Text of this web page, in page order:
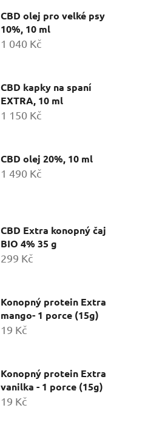
CBD olej pro velké psy
10%, 10 ml
1 040 Kč
CBD kapky na spaní
EXTRA, 10 ml
1 150 Kč
CBD olej 20%, 10 ml
1 490 Kč
CBD Extra konopný čaj
BIO 4% 35 g
299 Kč
Konopný protein Extra
mango- 1 porce (15g)
19 Kč
Konopný protein Extra
vanilka - 1 porce (15g)
19 Kč